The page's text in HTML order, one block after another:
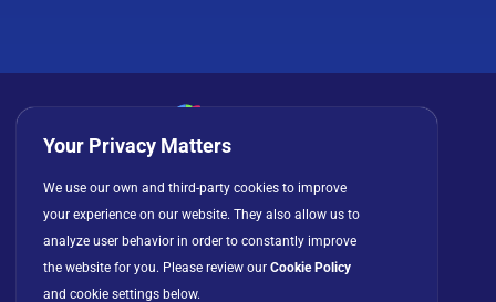
Política de privacidade Cookies
Contrato de licença
Your Privacy Matters
We use our own and third-party cookies to improve
your experience on our website. They also allow us to
analyze user behavior in order to constantly improve
the website for you. Please review our Cookie Policy
and cookie settings below.